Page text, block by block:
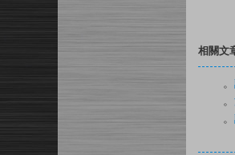
相關文
。
。
。